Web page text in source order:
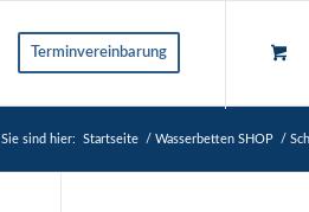
Terminvereinbarung
Sie sind hier: Startseite / Wasserbetten SHOP /